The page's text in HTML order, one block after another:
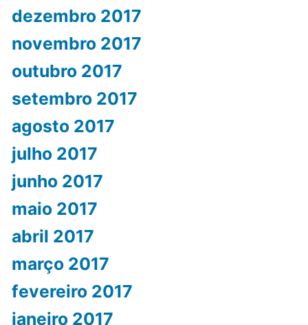
dezembro 2017
novembro 2017
outubro 2017
setembro 2017
agosto 2017
julho 2017
junho 2017
maio 2017
abril 2017
março 2017
fevereiro 2017
janeiro 2017